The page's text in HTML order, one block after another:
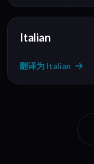
Italian
翻译为 Italian